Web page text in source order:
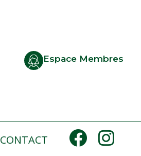
Espace Membres
CONTACT